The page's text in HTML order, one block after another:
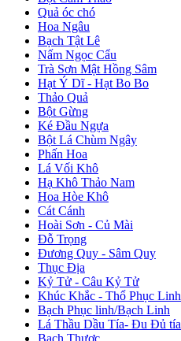
Quả óc chó
Hoa Ngâu
Bạch Tật Lê
Nấm Ngọc Cẩu
Trà Sơn Mật Hồng Sâm
Hạt Ý Dĩ - Hạt Bo Bo
Thảo Quả
Bột Gừng
Ké Đầu Ngựa
Bột Lá Chùm Ngây
Phấn Hoa
Lá Vối Khô
Hạ Khô Thảo Nam
Hoa Hòe Khô
Cát Cánh
Hoài Sơn - Củ Mài
Đỗ Trọng
Đương Quy - Sâm Quy
Thục Địa
Kỷ Tử - Câu Kỷ Tử
Khúc Khắc - Thổ Phục Linh
Bạch Phục linh/Bạch Linh
Lá Thầu Dầu Tía- Đu Đủ tía
Bạch Thược